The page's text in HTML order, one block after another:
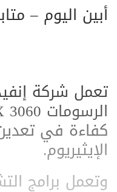
أبين اليوم –
تعمل شركة
كفاءة في
الإيثيريوم.
وتعمل برامج